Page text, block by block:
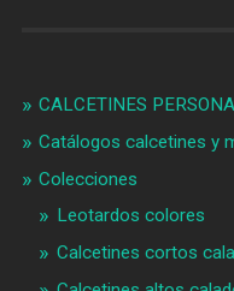
CALCETINES
Catálogos calcetines y
Colecciones
Leotardos colores
Calcetines cortos